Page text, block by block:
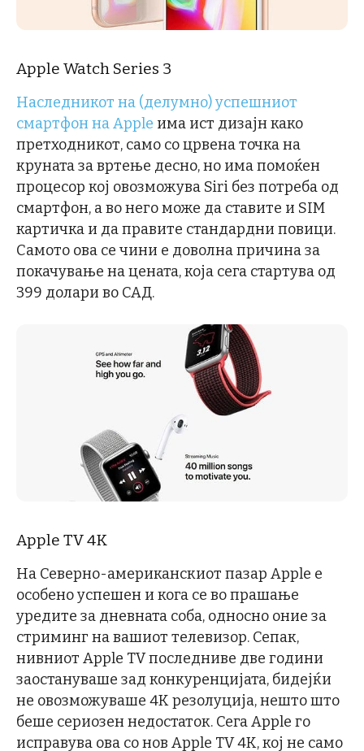
Apple Watch Series 3
Наследникот на (делумно) успешниот
смартфон на Apple има ист дизајн како
претходникот, само со црвена точка на
круната за вртење десно, но има помоќен
процесор кој овозможува Siri без потреба од
смартфон, а во него може да ставите и SIM
картичка и да правите стандардни повици.
Самото ова се чини е доволна причина за
покачување на цената, која сега стартува од
399 долари во САД.
Apple TV 4K
На Северно-американскиот пазар Apple е
особено успешен и кога се во прашање
уредите за дневната соба, односно оние за
стриминг на вашиот телевизор. Сепак,
нивниот Apple TV последниве две години
заостануваше зад конкуренцијата, бидејќи
не овозможуваше 4K резолуција, нешто што
беше сериозен недостаток. Сега Apple го
исправува ова со нов Apple TV 4K, кој не само